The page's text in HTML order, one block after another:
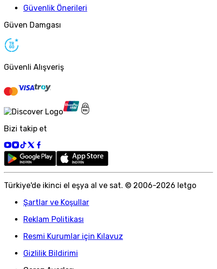
Güvenlik Önerileri
Güven Damgası
Güvenli Alışveriş
Bizi takip et
Türkiye'de ikinci el eşya al ve sat. © 2006-2026 letgo
Şartlar ve Koşullar
Reklam Politikası
Resmi Kurumlar için Kılavuz
Gizlilik Bildirimi